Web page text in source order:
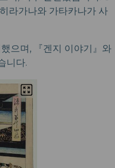
라가나와 가타카나가 사
으며, 『겐지 이야기』와
니다.